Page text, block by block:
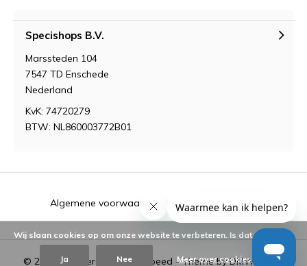
Specishops B.V.
Marssteden 104
7547 TD Enschede
Nederland
KvK: 74720279
BTW: NL860003772B01
© 2026 - Powered byLightspeed - Theme byDMWS.nl
Algemene voorwaarden RSS-feed Sitemap
Wij slaan cookies op om onze website te verbeteren. Is dat akkoord?
Ja Nee Meer over cookies »